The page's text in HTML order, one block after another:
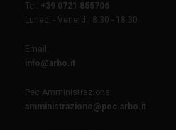
Tel:
+39 0721 855706
Lunedì - Venerdì, 8:30 - 18:30
Email:
info@arbo.it
Pec Amministrazione:
amministrazione@pec.arbo.it